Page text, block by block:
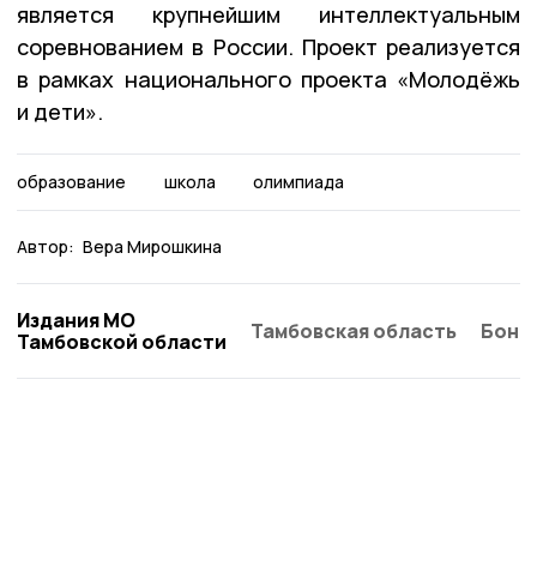
является крупнейшим интеллектуальным
соревнованием в России. Проект реализуется
в рамках национального проекта «Молодёжь
и дети».
образование школа олимпиада
Автор: Вера Мирошкина
Издания МО
Тамбовской области
Тамбовская область